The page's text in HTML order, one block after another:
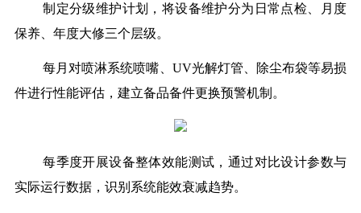
制定分级维护计划，将设备维护分为日常点检、月度
保养、年度大修三个层级。
每月对喷淋系统喷嘴、UV光解灯管、除尘布袋等易损
件进行性能评估，建立备品备件更换预警机制。
每季度开展设备整体效能测试，通过对比设计参数与
实际运行数据，识别系统能效衰减趋势。